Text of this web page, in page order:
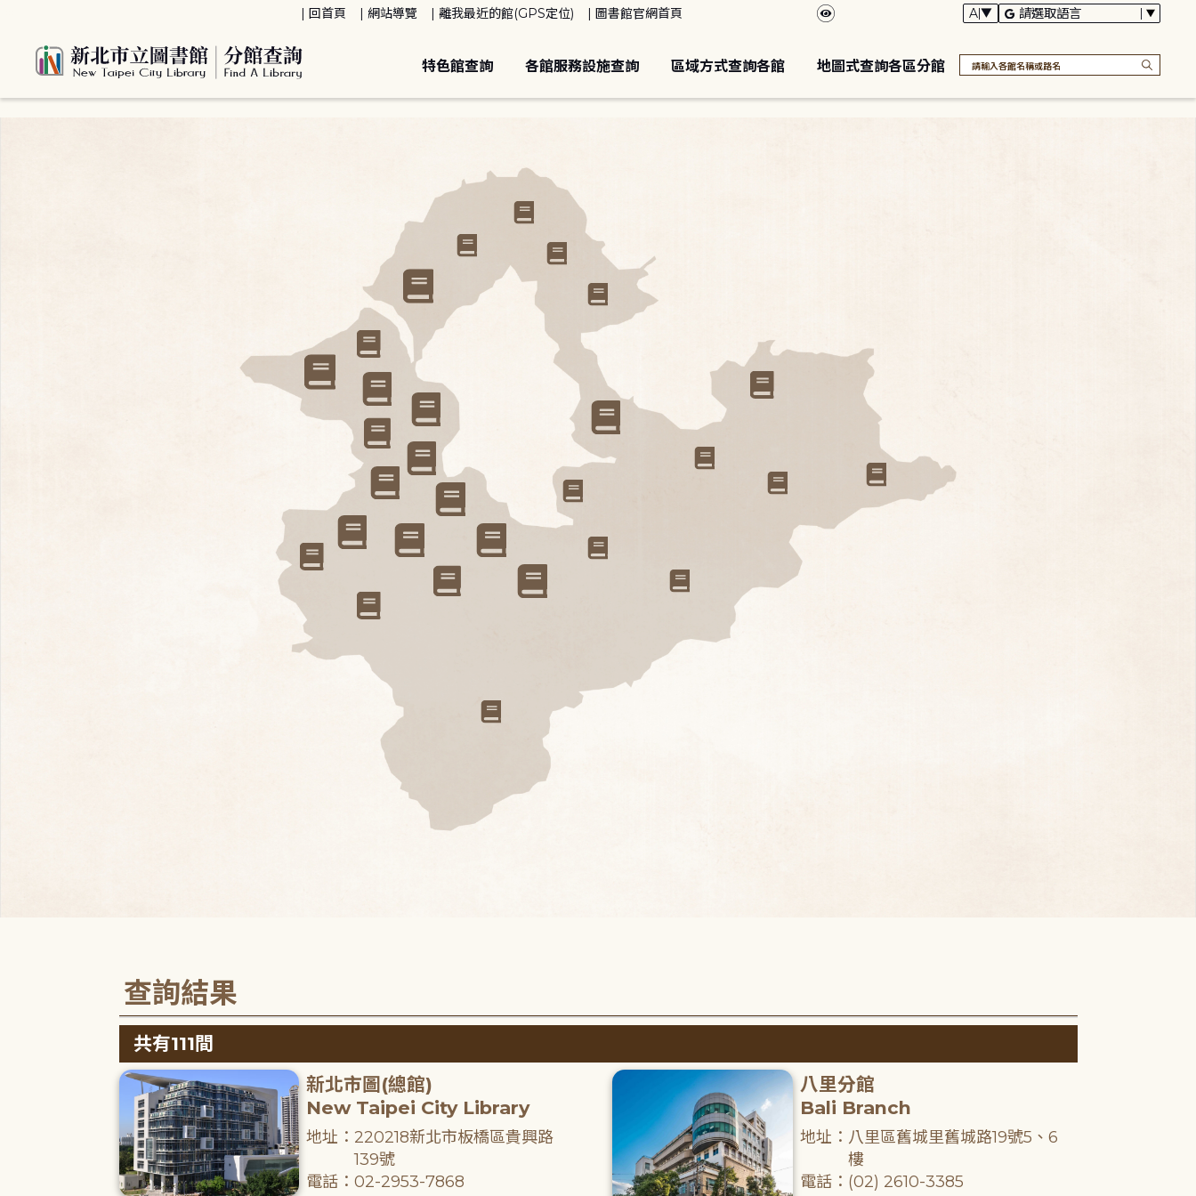
回首頁 網站導覽 離我最近的館(GPS定位) 圖書館官網首頁
特色館查詢 各館服務設施查詢 區域方式查詢各館 地圖式查詢各區分館
查詢結果
共有111間
新北市圖(總館)
New Taipei City Library
地址：220218新北市板橋區貴興路
139號
電話：02-2953-7868
八里分館
Bali Branch
地址：八里區舊城里舊城路19號5、6
樓
電話：(02) 2610-3385